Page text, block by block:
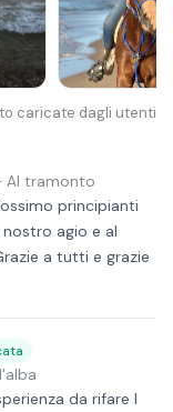
caricate dagli utenti
Al tramonto
principianti
agio e al
a tutti e grazie
da rifare I